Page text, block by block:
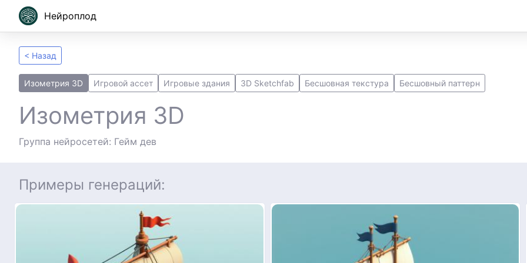
Нейроплод
< Назад
Изометрия 3D Игровой ассет Игровые здания 3D Sketchfab Бесшовная текстура Бесшовный паттерн
Изометрия 3D
Группа нейросетей: Гейм дев
Примеры генераций: